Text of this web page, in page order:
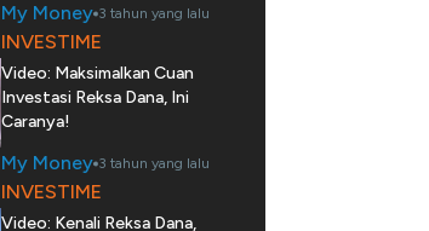
My Money 3 tahun yang lalu
INVESTIME
Video: Maksimalkan Cuan
Investasi Reksa Dana, Ini
Caranya!
My Money 3 tahun yang lalu
INVESTIME
Video: Kenali Reksa Dana,